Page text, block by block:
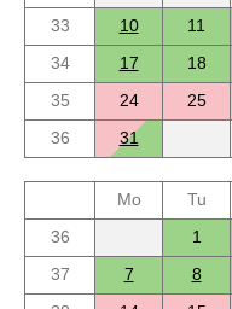
33
10 11
34
17 18
35
24 25
36
31
Mo
Tu
36
1
37
7 8